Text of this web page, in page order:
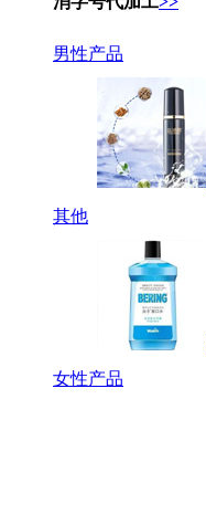
男性产品
其他
女性产品